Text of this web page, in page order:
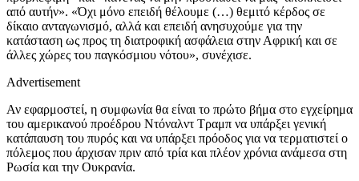
από αυτήν». «Όχι μόνο επειδή θέλουμε (…) θεμιτό κέρδος σε
δίκαιο ανταγωνισμό, αλλά και επειδή ανησυχούμε για την
κατάσταση ως προς τη διατροφική ασφάλεια στην Αφρική και σε
άλλες χώρες του παγκόσμιου νότου», συνέχισε.
Advertisement
Αν εφαρμοστεί, η συμφωνία θα είναι το πρώτο βήμα στο εγχείρημα
του αμερικανού προέδρου Ντόναλντ Τραμπ να υπάρξει γενική
κατάπαυση του πυρός και να υπάρξει πρόοδος για να τερματιστεί ο
πόλεμος που άρχισαν πριν από τρία και πλέον χρόνια ανάμεσα στη
Ρωσία και την Ουκρανία.